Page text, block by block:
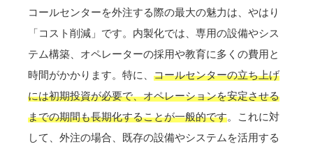
コールセンターを外注する際の最大の魅力は、やはり
「コスト削減」です。内製化では、専用の設備やシス
テム構築、オペレーターの採用や教育に多くの費用と
時間がかかります。特に、 コールセンターの立ち上げ
には初期投資が必要で、オペレーションを安定させる
までの期間も長期化することが一般的です。これに対
して、外注の場合、既存の設備やシステムを活用する